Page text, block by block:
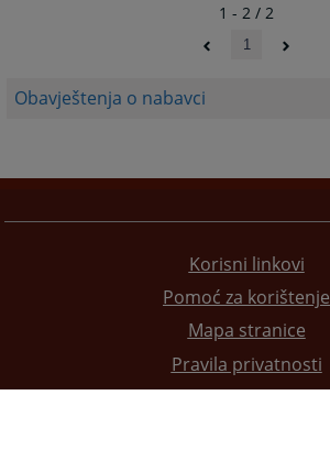
Obavještenja o nabavci
1 - 2 / 2
1
Korisni linkovi
Pomoć za korištenje
Mapa stranice
Pravila privatnosti